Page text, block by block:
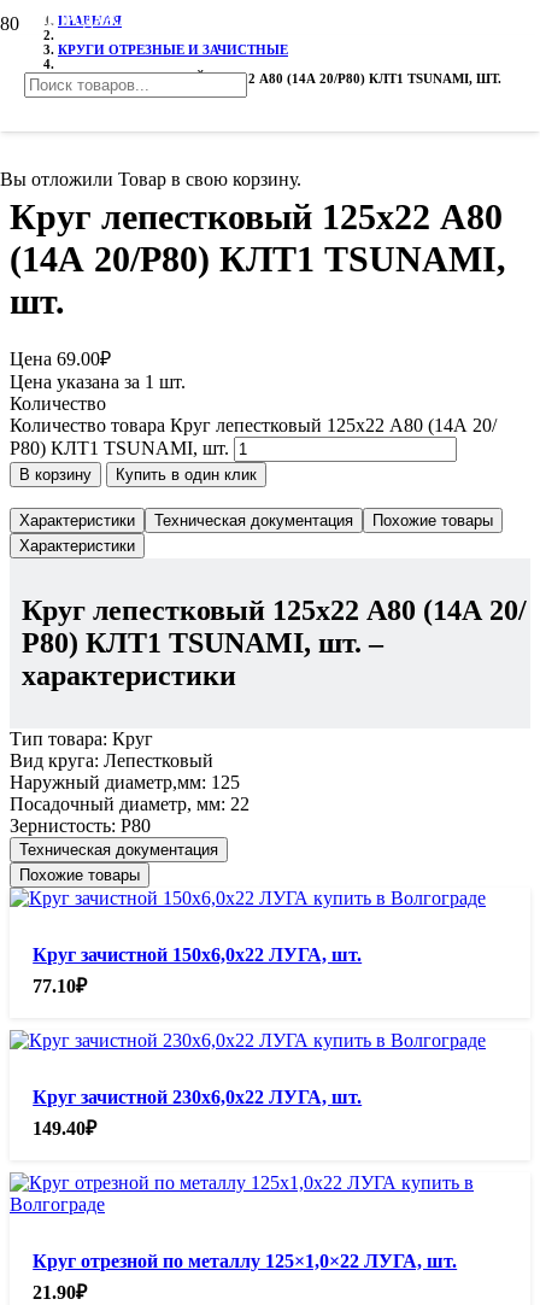
Вы отложили Товар в свою корзину.
ГЛАВНАЯ
КРУГИ ОТРЕЗНЫЕ И ЗАЧИСТНЫЕ
КРУГ ЛЕПЕСТКОВЫЙ 125Х22 А80 (14А 20/Р80) КЛТ1 TSUNAMI, ШТ.
Круг лепестковый 125х22 А80
(14А 20/Р80) КЛТ1 TSUNAMI,
шт.
Цена 69.00₽
Цена указана за 1 шт.
Количество
Количество товара Круг лепестковый 125х22 А80 (14А 20/
Р80) КЛТ1 TSUNAMI, шт.
В корзину Купить в один клик
Характеристики Техническая документация
Похожие товары
Характеристики
Круг лепестковый 125х22 А80 (14А 20/
Р80) КЛТ1 TSUNAMI, шт. –
характеристики
Тип товара: Круг
Вид круга: Лепестковый
Наружный диаметр,мм: 125
Посадочный диаметр, мм: 22
Зернистость: Р80
Техническая документация
Похожие товары
Круг зачистной 150х6,0х22 ЛУГА, шт.
77.10₽
Круг зачистной 230х6,0х22 ЛУГА, шт.
149.40₽
Круг отрезной по металлу 125×1,0×22 ЛУГА, шт.
21.90₽
РАСПРОДАЖА!